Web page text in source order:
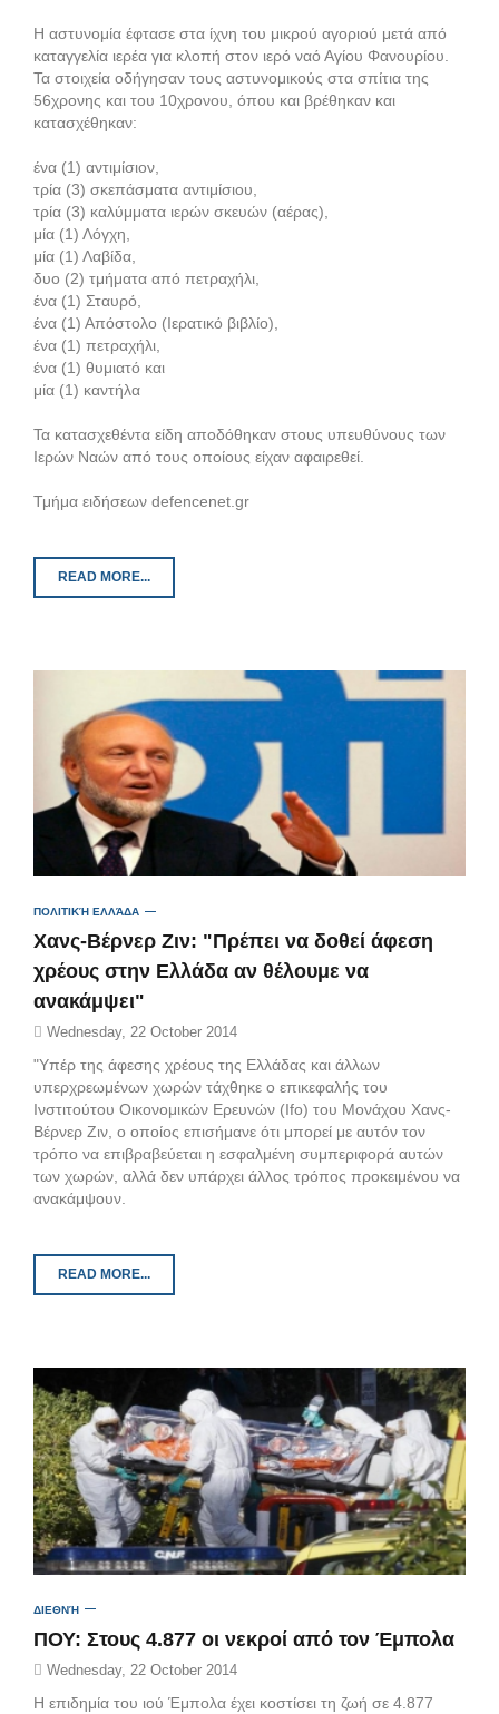
Η αστυνομία έφτασε στα ίχνη του μικρού αγοριού μετά από
καταγγελία ιερέα για κλοπή στον ιερό ναό Αγίου Φανουρίου.
Τα στοιχεία οδήγησαν τους αστυνομικούς στα σπίτια της
56χρονης και του 10χρονου, όπου και βρέθηκαν και
κατασχέθηκαν:
ένα (1) αντιμίσιον,
τρία (3) σκεπάσματα αντιμίσιου,
τρία (3) καλύμματα ιερών σκευών (αέρας),
μία (1) Λόγχη,
μία (1) Λαβίδα,
δυο (2) τμήματα από πετραχήλι,
ένα (1) Σταυρό,
ένα (1) Απόστολο (Ιερατικό βιβλίο),
ένα (1) πετραχήλι,
ένα (1) θυμιατό και
μία (1) καντήλα
Τα κατασχεθέντα είδη αποδόθηκαν στους υπευθύνους των
Ιερών Ναών από τους οποίους είχαν αφαιρεθεί.
Τμήμα ειδήσεων defencenet.gr
READ MORE...
ΠΟΛΙΤΙΚΉ ΕΛΛΆΔΑ
Χανς-Βέρνερ Ζιν: "Πρέπει να δοθεί άφεση
χρέους στην Ελλάδα αν θέλουμε να
ανακάμψει"
Wednesday, 22 October 2014
"Υπέρ της άφεσης χρέους της Ελλάδας και άλλων
υπερχρεωμένων χωρών τάχθηκε ο επικεφαλής του
Ινστιτούτου Οικονομικών Ερευνών (Ifo) του Μονάχου Χανς-
Βέρνερ Ζιν, ο οποίος επισήμανε ότι μπορεί με αυτόν τον
τρόπο να επιβραβεύεται η εσφαλμένη συμπεριφορά αυτών
των χωρών, αλλά δεν υπάρχει άλλος τρόπος προκειμένου να
ανακάμψουν.
READ MORE...
ΔΙΕΘΝΉ
ΠΟΥ: Στους 4.877 οι νεκροί από τον Έμπολα
Wednesday, 22 October 2014
H επιδημία του ιού Έμπολα έχει κοστίσει τη ζωή σε 4.877